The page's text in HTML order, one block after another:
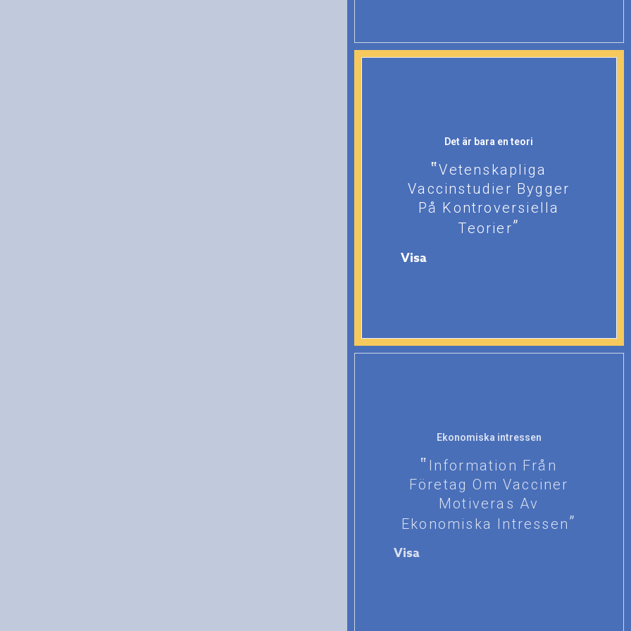
Det är bara en teori
Vetenskapliga
Vaccinstudier Bygger
På Kontroversiella
Teorier
Visa
Ekonomiska intressen
Information Från
Företag Om Vacciner
Motiveras Av
Ekonomiska Intressen
Visa